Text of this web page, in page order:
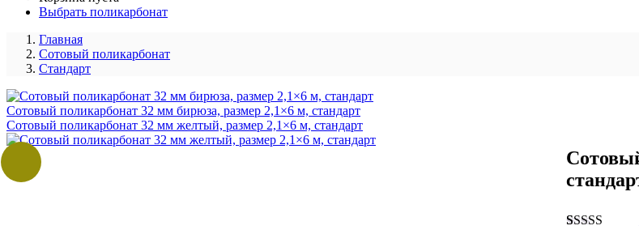
Выбрать поликарбонат
Главная
Сотовый поликарбонат
Стандарт
Сотовый поликарбонат 32 мм бирюза, размер 2,1×6 м, стандарт
Сотовый поликарбонат 32 мм желтый, размер 2,1×6 м, стандарт